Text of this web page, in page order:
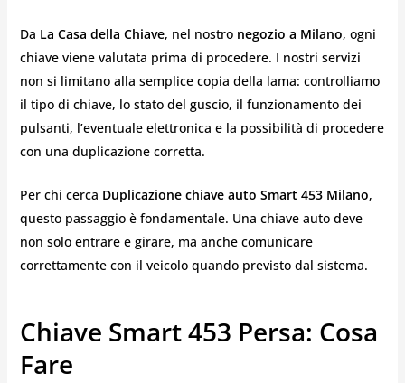
Da La Casa della Chiave, nel nostro negozio a Milano, ogni
chiave viene valutata prima di procedere. I nostri servizi
non si limitano alla semplice copia della lama: controlliamo
il tipo di chiave, lo stato del guscio, il funzionamento dei
pulsanti, l’eventuale elettronica e la possibilità di procedere
con una duplicazione corretta.
Per chi cerca Duplicazione chiave auto Smart 453 Milano,
questo passaggio è fondamentale. Una chiave auto deve
non solo entrare e girare, ma anche comunicare
correttamente con il veicolo quando previsto dal sistema.
Chiave Smart 453 Persa: Cosa
Fare